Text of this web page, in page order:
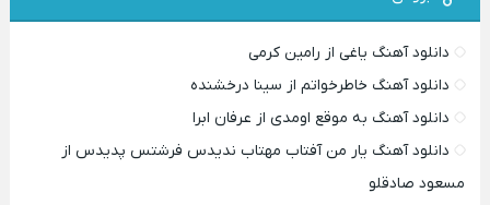
دانلود آهنگ یاغی از رامین کرمی
دانلود آهنگ خاطرخواتم از سینا درخشنده
دانلود آهنگ به موقع اومدی از عرفان ابرا
دانلود آهنگ یار من آفتاب مهتاب ندیدس فرشتس پدیدس از
مسعود صادقلو